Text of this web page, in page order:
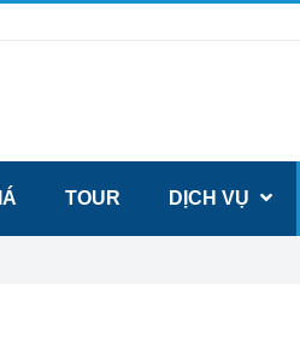
TOUR DỊCH VỤ